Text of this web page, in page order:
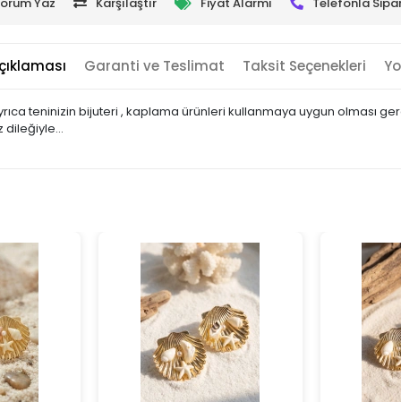
Yaz Karşılaştır Fiyat Alarmı Telefonla
Garanti ve Teslimat Taksit Seçenekleri
teninizin bijuteri , kaplama ürünleri kullanmaya uygun olması
dileğiyle…